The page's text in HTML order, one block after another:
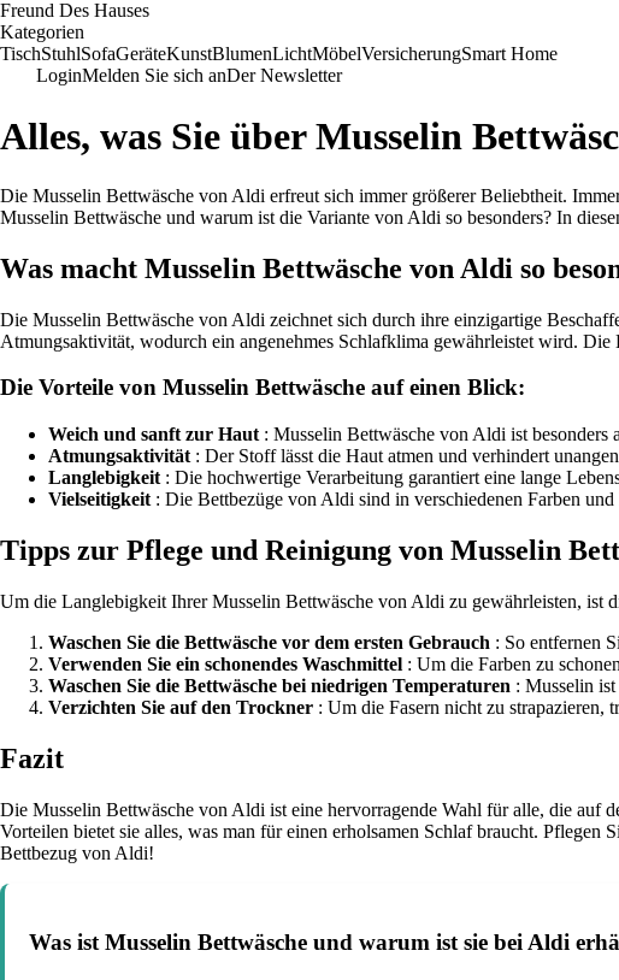
Freund Des Hauses
Kategorien
TischStuhlSofaGeräteKunstBlumenLichtMöbelVersicherungSmart Home
LoginMelden Sie sich anDer Newsletter
Alles, was Sie über Musselin
Die Musselin Bettwäsche von Aldi erfreut sich immer größerer Beliebtheit.
Musselin Bettwäsche und warum ist die Variante von Aldi so besonders? In
Was macht Musselin Bettwäsche von Aldi so
Die Musselin Bettwäsche von Aldi zeichnet sich durch ihre einzigartige
Atmungsaktivität, wodurch ein angenehmes Schlafklima gewährleistet wird.
Die Vorteile von Musselin Bettwäsche auf einen Blick:
Weich und sanft zur Haut : Musselin Bettwäsche von Aldi ist besonders
Atmungsaktivität : Der Stoff lässt die Haut atmen und verhindert
Langlebigkeit : Die hochwertige Verarbeitung garantiert eine lange
Vielseitigkeit : Die Bettbezüge von Aldi sind in verschiedenen Farben
Tipps zur Pflege und Reinigung von Musselin
Um die Langlebigkeit Ihrer Musselin Bettwäsche von Aldi zu gewährleisten, ist
Waschen Sie die Bettwäsche vor dem ersten Gebrauch : So entfernen
Verwenden Sie ein schonendes Waschmittel : Um die Farben zu
Waschen Sie die Bettwäsche bei niedrigen Temperaturen : Musselin
Verzichten Sie auf den Trockner : Um die Fasern nicht zu strapazieren,
Fazit
Die Musselin Bettwäsche von Aldi ist eine hervorragende Wahl für alle, die auf
Vorteilen bietet sie alles, was man für einen erholsamen Schlaf braucht.
Bettbezug von Aldi!
Was ist Musselin Bettwäsche und warum ist sie bei Aldi